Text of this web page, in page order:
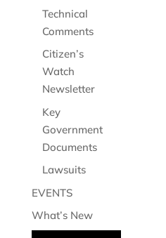
Technical
Comments
Citizen’s
Watch
Newsletter
Key
Government
Documents
Lawsuits
EVENTS
What’s New